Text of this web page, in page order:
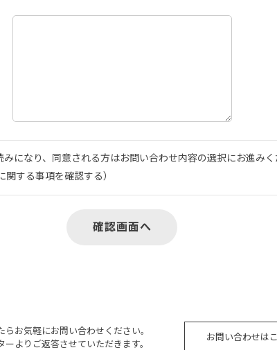
になり、同意される方はお問い合わせ内容の選択にお進み
関する事項を確認する）
らお気軽にお問い合わせください。
よりご返答させていただきます。
お問い合わせは